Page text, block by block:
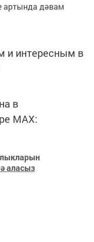
артында дәвам
и интересным в
в
MАХ:
аласыз